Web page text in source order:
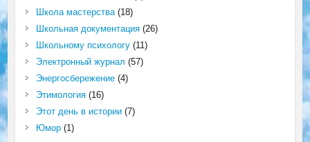
Школа мастерства(18)
Школьная документация(26)
Школьному психологу(11)
Электронный журнал (57)
Энергосбережение(4)
Этимология(16)
Этот день в истории(7)
Юмор(1)